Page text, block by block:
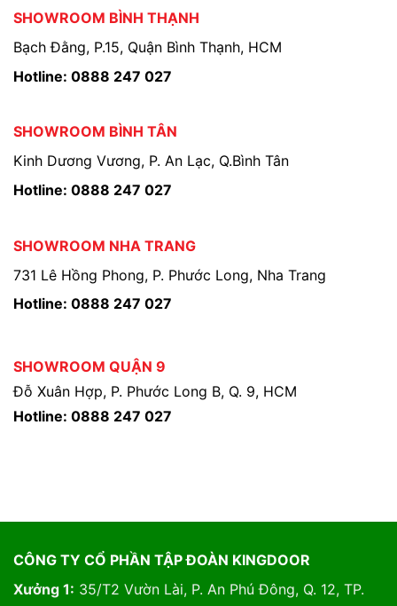
SHOWROOM BÌNH THẠNH
Bạch Đằng, P.15, Quận Bình Thạnh, HCM
Hotline: 0888 247 027
SHOWROOM BÌNH TÂN
Kinh Dương Vương, P. An Lạc, Q.Bình Tân
Hotline: 0888 247 027
SHOWROOM NHA TRANG
731 Lê Hồng Phong, P. Phước Long, Nha Trang
Hotline: 0888 247 027
SHOWROOM QUẬN 9
Đỗ Xuân Hợp, P. Phước Long B, Q. 9, HCM
Hotline: 0888 247 027
CÔNG TY CỔ PHẦN TẬP ĐOÀN KINGDOOR
Xưởng 1: 35/T2 Vườn Lài, P. An Phú Đông, Q. 12, TP.